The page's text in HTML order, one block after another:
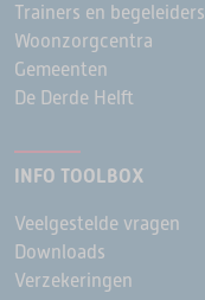
Trainers en begeleiders
Woonzorgcentra
Gemeenten
De Derde Helft
INFO TOOLBOX
Veelgestelde vragen
Downloads
Verzekeringen